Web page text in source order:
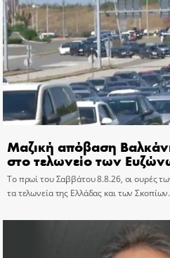
Μαζική απόβαση
στο τελωνείο των
Το πρωί του Σαββάτου 8.8.26, οι ουρές
τα τελωνεία της Ελλάδας και των Σκοπίων.